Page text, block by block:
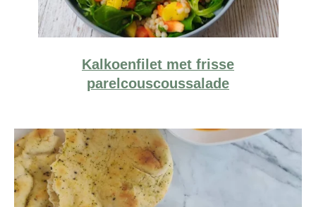
Kalkoenfilet met frisse
parelcouscoussalade